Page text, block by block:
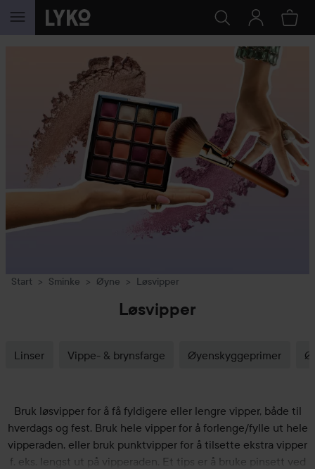
GÅ TIL INNHOLD
Start Sminke Øyne Løsvipper
Løsvipper
Linser Vippe- & brynsfarge Øyenskyggeprimer
Bruk løsvipper for å få fyldigere eller lengre vipper, både til
hverdags og fest. Bruk hele vipper for å forlenge/fylle ut hele
vipperaden, eller bruk punktvipper for å tilsette ekstra vipper
f. eks. lengst ut på vipperaden. Et tips er å bruke pinsett ved